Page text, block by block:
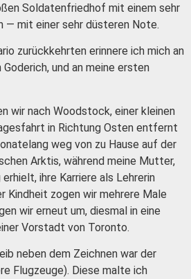
Soldatenfriedhof mit einem sehr
— mit einer sehr düsteren Note.
zurückkehrten erinnere ich mich an
und an meine ersten
wir nach Woodstock, einer kleinen
in Richtung Osten entfernt
weg von zu Hause auf der
Arktis, während meine Mutter,
ihre Karriere als Lehrerin
Kindheit zogen wir mehrere Male
wir erneut um, diesmal in eine
Vorstadt von Toronto.
neben dem Zeichnen war der
Flugzeuge). Diese malte ich